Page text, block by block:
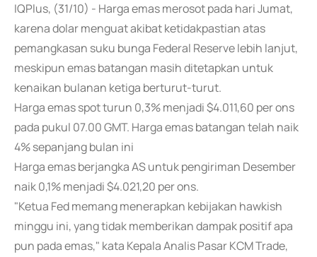
IQPlus, (31/10) - Harga emas merosot pada hari Jumat,
karena dolar menguat akibat ketidakpastian atas
pemangkasan suku bunga Federal Reserve lebih lanjut,
meskipun emas batangan masih ditetapkan untuk
kenaikan bulanan ketiga berturut-turut.
Harga emas spot turun 0,3% menjadi $4.011,60 per ons
pada pukul 07.00 GMT. Harga emas batangan telah naik
4% sepanjang bulan ini
Harga emas berjangka AS untuk pengiriman Desember
naik 0,1% menjadi $4.021,20 per ons.
"Ketua Fed memang menerapkan kebijakan hawkish
minggu ini, yang tidak memberikan dampak positif apa
pun pada emas," kata Kepala Analis Pasar KCM Trade,